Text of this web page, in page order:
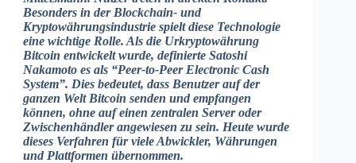
Besonders in der Blockchain- und
Kryptowährungsindustrie spielt diese Technologie
eine wichtige Rolle. Als die Urkryptowährung
Bitcoin entwickelt wurde, definierte Satoshi
Nakamoto es als “Peer-to-Peer Electronic Cash
System”. Dies bedeutet, dass Benutzer auf der
ganzen Welt Bitcoin senden und empfangen
können, ohne auf einen zentralen Server oder
Zwischenhändler angewiesen zu sein. Heute wurde
dieses Verfahren für viele Abwickler, Währungen
und Plattformen übernommen.